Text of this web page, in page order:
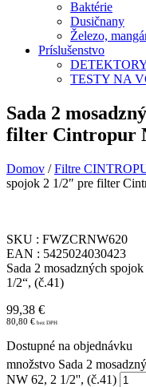
Baktérie
Dusičnany
Železo,
Príslušenstvo
TESTY NA
Sada 2
filter Cintropur
Domov /Filtre
spojok 2 1/2″ pre filter
SKU : FWZCRNW620
EAN : 5425024030423
Sada 2 mosadzných
1/2“, (č.41)
99,38 €
80,80 €
Dostupné na objednávku
množstvo Sada 2
NW 62, 2 1/2'', (č.41)